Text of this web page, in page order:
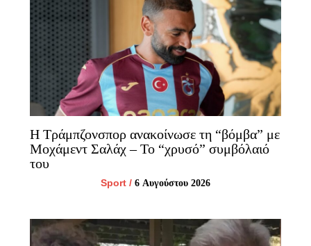
Η Τράμπζονσπορ ανακοίνωσε τη “βόμβα” με
Μοχάμεντ Σαλάχ – Το “χρυσό” συμβόλαιό
του
Sport / 6 Αυγούστου 2026